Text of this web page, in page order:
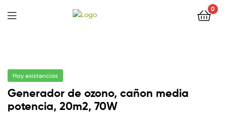
0
Hay existencias
Generador de ozono, cañon media
potencia, 20m2, 70W